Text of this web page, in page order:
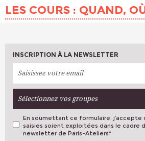
S’INSCRIRE
LES COURS : QUAND,
INSCRIPTION À LA NEWSLETTER
Sélectionnez vos groupes
En soumettant ce formulaire, j’accepte
saisies soient exploitées dans le cadre
newsletter de Paris-Ateliers*